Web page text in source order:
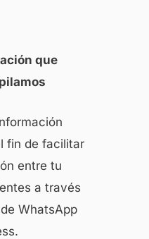
que
fin de facilitar
entre tu
a través
WhatsApp